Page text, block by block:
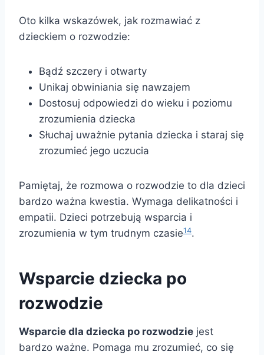
Oto kilka wskazówek, jak rozmawiać z
dzieckiem o rozwodzie:
Bądź szczery i otwarty
Unikaj obwiniania się nawzajem
Dostosuj odpowiedzi do wieku i poziomu
zrozumienia dziecka
Słuchaj uważnie pytania dziecka i staraj się
zrozumieć jego uczucia
Pamiętaj, że rozmowa o rozwodzie to dla dzieci
bardzo ważna kwestia. Wymaga delikatności i
empatii. Dzieci potrzebują wsparcia i
zrozumienia w tym trudnym czasie14.
Wsparcie dziecka po
rozwodzie
Wsparcie dla dziecka po rozwodzie jest
bardzo ważne. Pomaga mu zrozumieć, co się